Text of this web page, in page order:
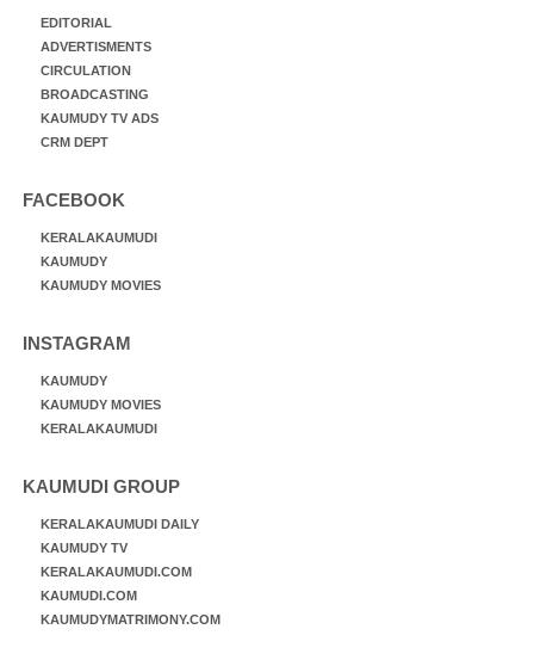
EDITORIAL
ADVERTISMENTS
CIRCULATION
BROADCASTING
KAUMUDY TV ADS
CRM DEPT
FACEBOOK
KERALAKAUMUDI
KAUMUDY
KAUMUDY MOVIES
INSTAGRAM
KAUMUDY
KAUMUDY MOVIES
KERALAKAUMUDI
KAUMUDI GROUP
KERALAKAUMUDI DAILY
KAUMUDY TV
KERALAKAUMUDI.COM
KAUMUDI.COM
KAUMUDYMATRIMONY.COM